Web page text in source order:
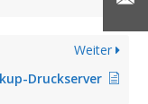
Weiter
Druckserver